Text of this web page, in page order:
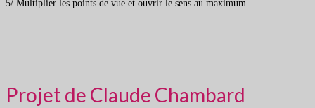
5/ Multiplier les points de vue et ouvrir le sens au maximum.
Projet de Claude Chambard